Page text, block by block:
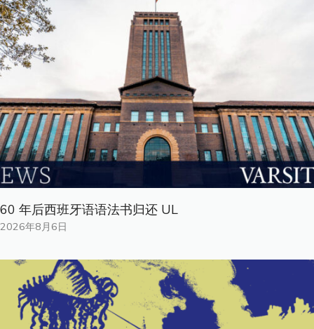
60 年后西班牙语语法书归还 UL
2026年8月6日